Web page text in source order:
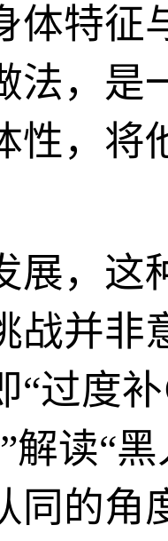
体特征
法，是
性，将
展，这
战并非
“过度
解读“
同的角